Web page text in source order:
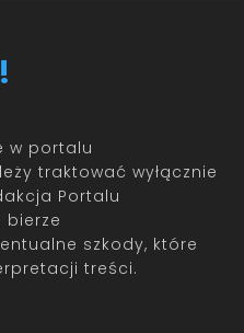
w portalu
traktować wyłącznie
Portalu
bierze
szkody, które
treści.